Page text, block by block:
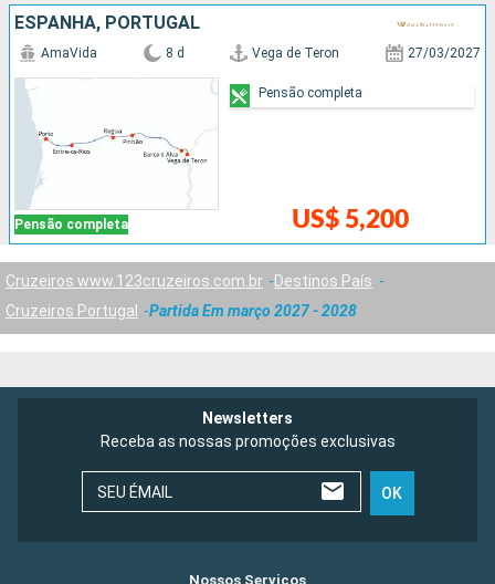
ESPANHA, PORTUGAL
Pensão completa
AmaVida 8 d Vega de Teron 27/03/2027
US$ 5,200
Pensão completa
Cruzeiros www.123cruzeiros.com.br
Destinos País
Cruzeiros Portugal
Partida Em março 2027 - 2028
Newsletters
Receba as nossas promoções exclusivas
SEU ÉMAIL OK
Nossos Serviços